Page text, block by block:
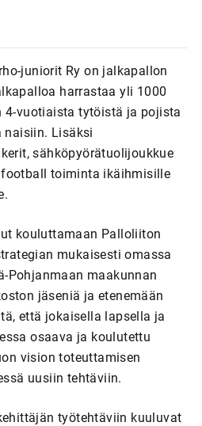
juniorit Ry on jalkapallon
harrastaa yli 1000
4-vuotiaista tytöistä ja pojista
naisiin. Lisäksi
sähköpyörätuolijoukkue
football toiminta ikäihmisille
kouluttamaan Palloliiton
mukaisesti omassa
Pohjanmaan maakunnan
jäseniä ja etenemään
että jokaisella lapsella ja
osaava ja koulutettu
vision toteuttamisen
uusiin tehtäviin.
työtehtäviin kuuluvat